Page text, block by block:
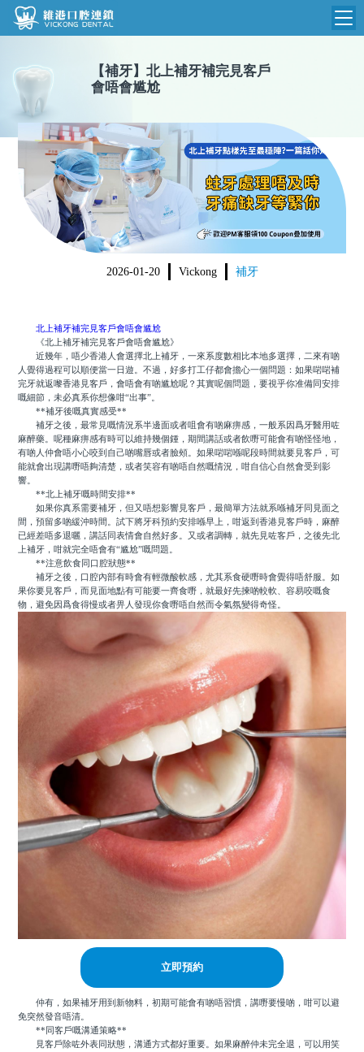
維港首頁
品牌介紹
環境設備
醫院新聞
收費標準
N
收費總表
植牙收費
根管收費
美學收費
箍牙收費
醫生團隊
門診時間
【補牙】 北上補牙補完見客戶
會唔會尴尬
2026-01-20 Vickong 補牙
北上補牙補完見客戶會唔會尴尬
《北上補牙補完見客戶會唔會尴尬》
近幾年，唔少香港人會選擇北上補牙，一來系度數相比本地多選擇，二來有啲
人覺得過程可以順便當一日遊。不過，好多打工仔都會擔心一個問題：如果啱啱補
完牙就返嚟香港見客戶，會唔會有啲尴尬呢？其實呢個問題，要視乎你准備同安排
嘅細節，未必真系你想像咁“出事”。
**補牙後嘅真實感受**
補牙之後，最常見嘅情況系半邊面或者咀會有啲麻痹感，一般系因爲牙醫用咗
麻醉藥。呢種麻痹感有時可以維持幾個鍾，期間講話或者飲嘢可能會有啲怪怪地，
有啲人仲會唔小心咬到自己啲嘴唇或者臉頰。如果啱啱喺呢段時間就要見客戶，可
能就會出現講嘢唔夠清楚，或者笑容有啲唔自然嘅情況，咁自信心自然會受到影
響。
**北上補牙嘅時間安排**
如果你真系需要補牙，但又唔想影響見客戶，最簡單方法就系喺補牙同見面之
間，預留多啲緩沖時間。試下將牙科預約安排喺早上，咁返到香港見客戶時，麻醉
已經差唔多退曬，講話同表情會自然好多。又或者調轉，就先見咗客戶，之後先北
上補牙，咁就完全唔會有“尴尬”嘅問題。
**注意飲食同口腔狀態**
補牙之後，口腔內部有時會有輕微酸軟感，尤其系食硬嘢時會覺得唔舒服。如
果你要見客戶，而見面地點有可能要一齊食嘢，就最好先揀啲較軟、容易咬嘅食
物，避免因爲食得慢或者畀人發現你食嘢唔自然而令氣氛變得奇怪。
立即預約
仲有，如果補牙用到新物料，初期可能會有啲唔習慣，講嘢要慢啲，咁可以避
免突然發音唔清。
**同客戶嘅溝通策略**
見客戶除咗外表同狀態，溝通方式都好重要。如果麻醉仲未完全退，可以用笑